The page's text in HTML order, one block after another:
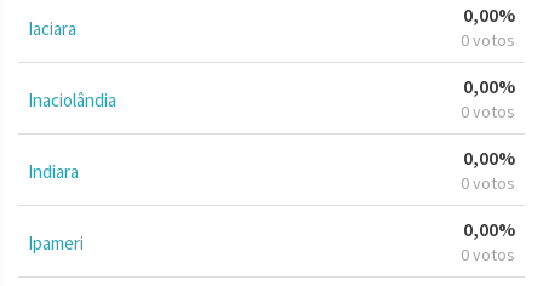
Iaciara
0,00%
0 votos
Inaciolândia
0,00%
0 votos
Indiara
0,00%
0 votos
Ipameri
0,00%
0 votos